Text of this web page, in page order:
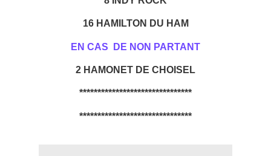
16 HAMILTON DU HAM
EN CAS DE NON PARTANT
2 HAMONET DE CHOISEL
*******************************
*******************************